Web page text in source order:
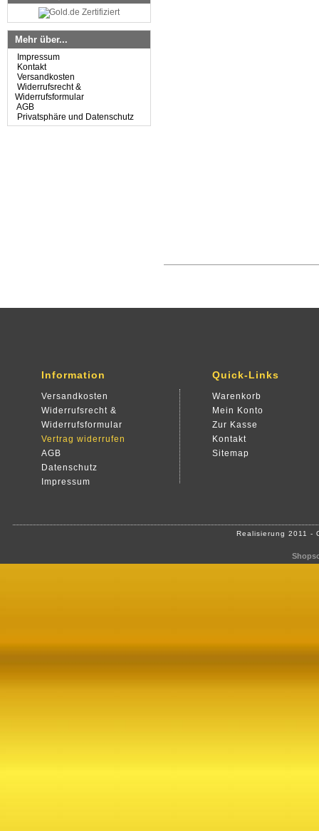
Mehr über...
Impressum
Kontakt
Versandkosten
Widerrufsrecht &
Widerrufsformular
AGB
Privatsphäre und Datenschutz
Information
Versandkosten
Widerrufsrecht &
Widerrufsformular
Vertrag widerrufen
AGB
Datenschutz
Impressum
Quick-Links
Warenkorb
Mein Konto
Zur Kasse
Kontakt
Sitemap
Realisierung 2011 -